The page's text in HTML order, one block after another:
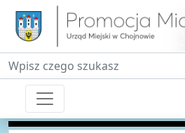
Fraza do wyszukiwania